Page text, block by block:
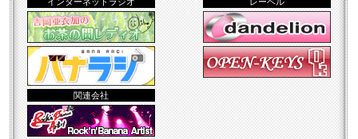
関連会社